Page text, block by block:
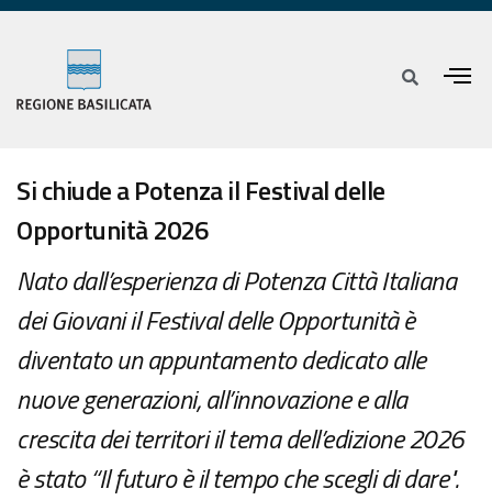
Si chiude a Potenza il Festival delle
Opportunità 2026
Nato dall’esperienza di Potenza Città Italiana
dei Giovani il Festival delle Opportunità è
diventato un appuntamento dedicato alle
nuove generazioni, all’innovazione e alla
crescita dei territori il tema dell’edizione 2026
è stato “Il futuro è il tempo che scegli di dare".